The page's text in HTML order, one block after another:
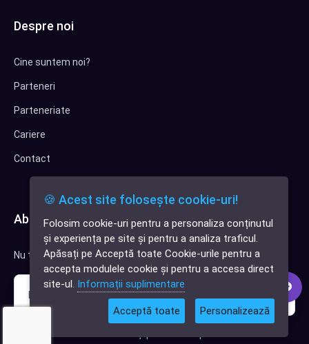
✕
Cauți o aplicație
software?
Despre noi
Cine suntem noi?
Parteneri
Parteneriate
Cariere
Contact
Abonează-te la newsletter
Nu trimitem spam, deci nu îți face griji.
🍪 Acest site folosește cookie-uri!
Folosim cookie-uri pentru a personaliza conținutul
și experiența pe site și pentru a analiza traficul.
Apăsați pe Acceptă toate Cookie-urile pentru a
accepta modulele cookie și pentru a accesa direct
site-ul. Informații suplimentare
Acceptă toate Personalizează